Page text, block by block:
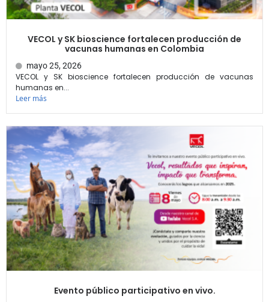
VECOL y SK bioscience fortalecen producción de
vacunas humanas en Colombia
mayo 25, 2026
VECOL y SK bioscience fortalecen producción de vacunas
humanas en...
Leer más
Evento público participativo en vivo.